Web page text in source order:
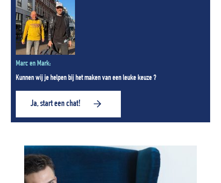
Marc en Mark:
Kunnen wij je helpen bij het maken van een leuke keuze ?
Ja, start een chat!